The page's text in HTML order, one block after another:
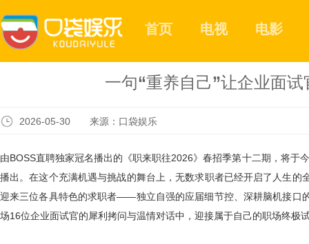
首页 电视 电影
一句“重养自己”让企业面
2026-05-30 来源：口袋娱乐
由BOSS直聘独家冠名播出的《职来职往2026》春招季第十二期，将于
播出。在这个充满机遇与挑战的舞台上，无数求职者已经开启了人生的
迎来三位各具特色的求职者——独立自强的应届细节控、深耕脑机接口
场16位企业面试官的犀利拷问与温情对话中，迎接属于自己的职场终极